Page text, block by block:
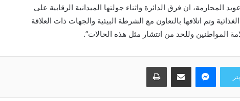
ان فرق الدائرة واثناء جولتها الميدانية الرقابية على
وتم اتلافها بالتعاون مع الشرطة البيئية والجهات ذات العلاقة
وللحد من انتشار مثل هذه الحالات”.
ماسنجر مشاركة عبر البريد طباعة